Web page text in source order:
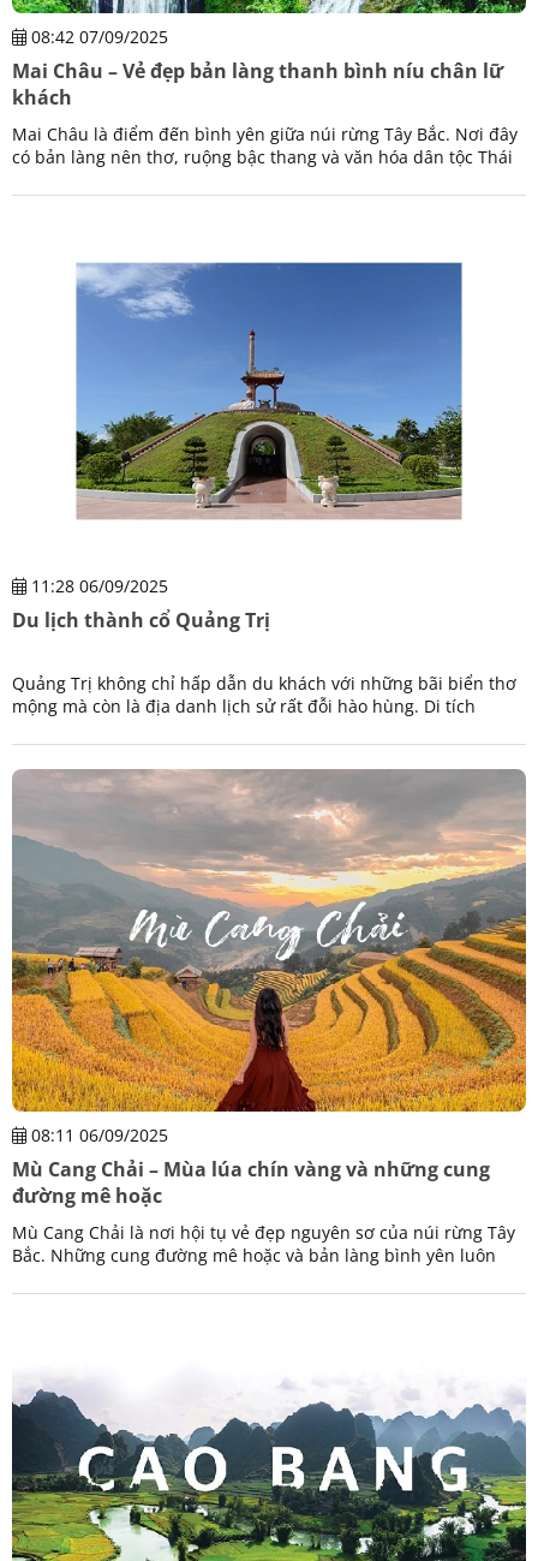
08:42 07/09/2025
Mai Châu – Vẻ đẹp bản làng thanh bình níu chân lữ
khách
Mai Châu là điểm đến bình yên giữa núi rừng Tây Bắc. Nơi đây
có bản làng nên thơ, ruộng bậc thang và văn hóa dân tộc Thái
11:28 06/09/2025
Du lịch thành cổ Quảng Trị
Quảng Trị không chỉ hấp dẫn du khách với những bãi biển thơ
mộng mà còn là địa danh lịch sử rất đỗi hào hùng. Di tích
yêu lịch sử dân tộc.
08:11 06/09/2025
Mù Cang Chải – Mùa lúa chín vàng và những cung
đường mê hoặc
Mù Cang Chải là nơi hội tụ vẻ đẹp nguyên sơ của núi rừng Tây
Bắc. Những cung đường mê hoặc và bản làng bình yên luôn